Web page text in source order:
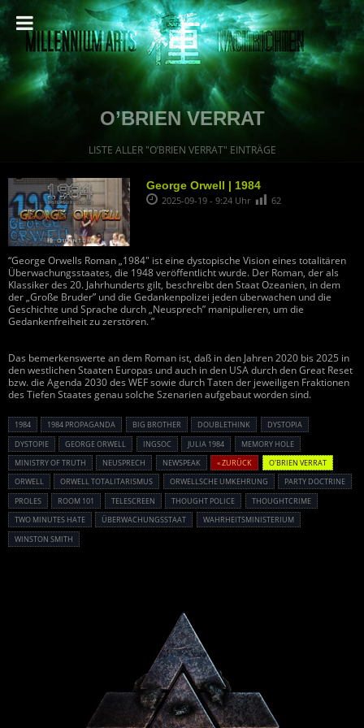
O’BRIEN VERRAT
LISTE ALLER "O’BRIEN VERRAT" EINTRÄGE
George Orwell | 1984
2025-09-19 - 9:24 Uhr 62
“George Orwells Roman „1984″ ist eine dystopische Vision eines totalitären
Überwachungsstaates, die 1948 veröffentlicht wurde. Der Roman, der als
Klassiker des 20. Jahrhunderts gilt, beschreibt den Staat Ozeanien, in dem
der „Große Bruder” und die Gedankenpolizei jeden überwachen und die
Geschichte und Sprache durch „Neusprech” manipulieren, um die
Gedankenfreiheit zu zerstören. ”
Das bemerkenswerte an dem Roman ist, daß in den Jahren 2020 bis 2025 in
den westlichen Staaten Europas und auch in den USA durch den Great Reset
bzw. die Agenda 2030 des WEF sowie durch Taten der jeweiligen Fraktionen
des Tiefen Staates genau solche Szenarien aufgebaut worden sind.
1984 1984 PROPAGANDA BIG BROTHER DOUBLETHINK
DYSTOPIA
DYSTOPIE
GEORGE ORWELL INGSOC JULIA 1984
MEMORY HOLE
MINISTRY OF TRUTH
NEUSPRECH NEWSPEAK « ZURÜCK
O'BRIEN VERRAT
ORWELL
ORWELL TOTALITARISMUS ORWELLSCHE UMKEHRUNG
PARTY DOCTRINE
PROLES
ROOM 101 TELESCREEN THOUGHT POLICE
THOUGHTCRIME
TWO MINUTES HATE
ÜBERWACHUNGSSTAAT
WAHRHEITSMINISTERIUM
WINSTON SMITH
Powered By :